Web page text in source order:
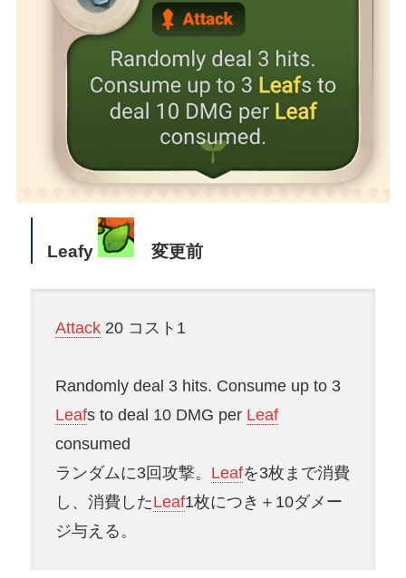
Leafy 変更前
Attack20 コスト1
Randomly deal 3 hits. Consume up to 3
Leafs to deal 10 DMG per Leaf
consumed
ランダムに3回攻撃。 Leafを3枚まで消費
し、消費したLeaf1枚につき＋10ダメー
ジ与える。